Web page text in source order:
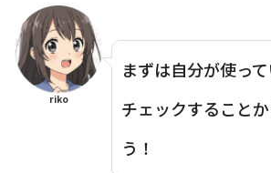
riko
まずは自分が使っ
チェックすること
う！